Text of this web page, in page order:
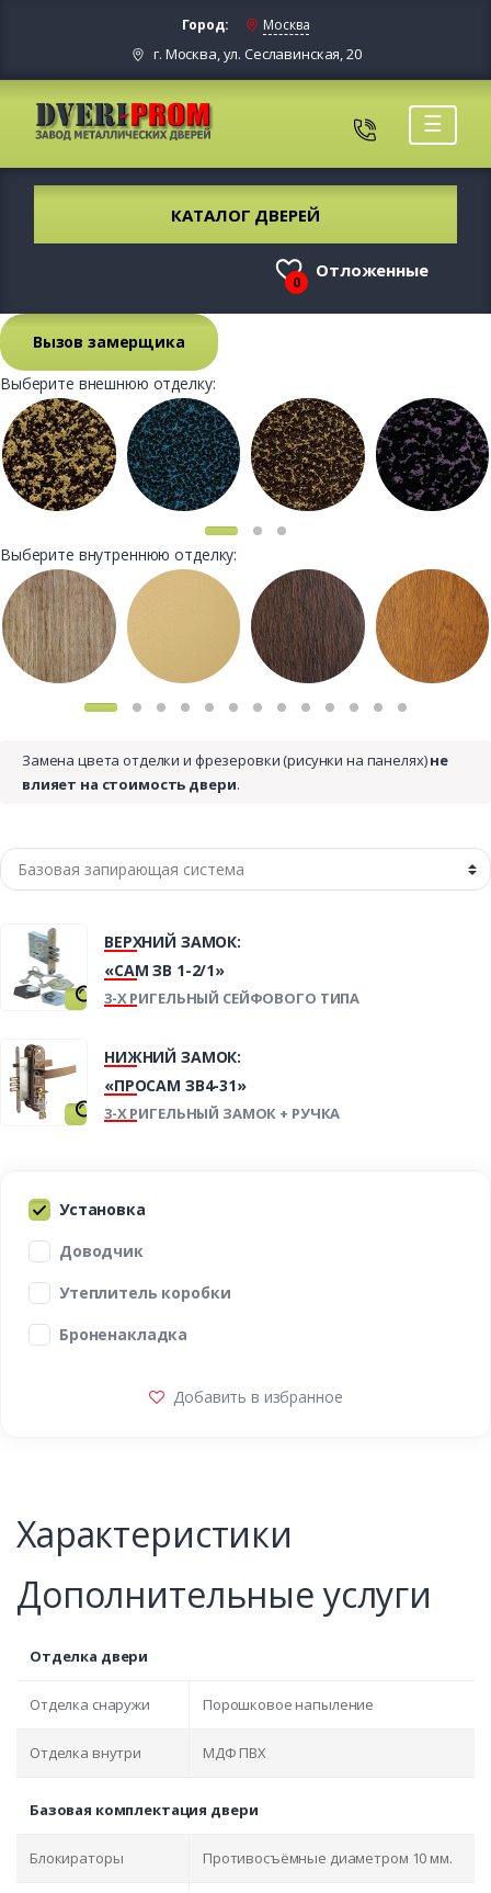
Город: Москва
г. Москва, ул. Сеславинская, 20
☰
КАТАЛОГ ДВЕРЕЙ
0
Отложенные
Вызов замерщика
Выберите внешнюю отделку:
Выберите внутреннюю отделку:
Замена цвета отделки и фрезеровки (рисунки на панелях)не
влияет на стоимость двери.
ВЕРХНИЙ ЗАМОК:
«САМ ЗВ 1-2/1»
3-Х РИГЕЛЬНЫЙ СЕЙФОВОГО ТИПА
НИЖНИЙ ЗАМОК:
«ПРОСАМ ЗВ4-31»
3-Х РИГЕЛЬНЫЙ ЗАМОК + РУЧКА
Установка
Доводчик
Утеплитель коробки
Броненакладка
Добавить в избранное
Характеристики
Дополнительные услуги
Отделка двери
Отделка снаружи Порошковое напыление
Отделка внутри МДФ ПВХ
Базовая комплектация двери
Блокираторы Противосъёмные диаметром 10 мм.